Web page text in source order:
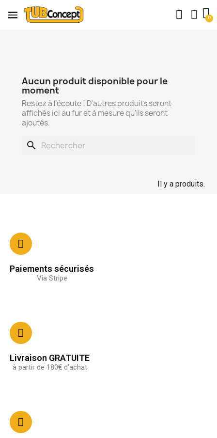
Aucun produit disponible pour le
moment
Restez à l'écoute ! D'autres produits seront
affichés ici au fur et à mesure qu'ils seront
ajoutés.
search
Il y a produits.
Paiements sécurisés
Via Stripe
Livraison GRATUITE
à partir de 180€ d'achat